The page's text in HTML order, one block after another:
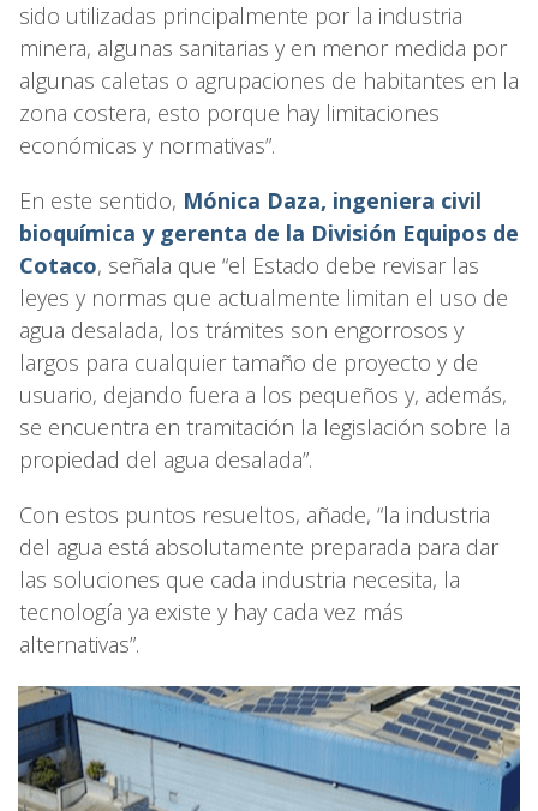
sido utilizadas principalmente por la industria
minera, algunas sanitarias y en menor medida por
algunas caletas o agrupaciones de habitantes en la
zona costera, esto porque hay limitaciones
económicas y normativas”.
En este sentido, Mónica Daza, ingeniera civil
bioquímica y gerenta de la División Equipos de
Cotaco, señala que “el Estado debe revisar las
leyes y normas que actualmente limitan el uso de
agua desalada, los trámites son engorrosos y
largos para cualquier tamaño de proyecto y de
usuario, dejando fuera a los pequeños y, además,
se encuentra en tramitación la legislación sobre la
propiedad del agua desalada”.
Con estos puntos resueltos, añade, “la industria
del agua está absolutamente preparada para dar
las soluciones que cada industria necesita, la
tecnología ya existe y hay cada vez más
alternativas”.